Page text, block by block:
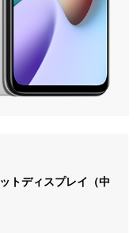
トディスプレイ（中